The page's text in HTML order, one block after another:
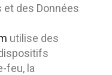
et des Données
utilise des
feu, la